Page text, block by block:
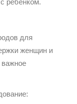
для
женщин и